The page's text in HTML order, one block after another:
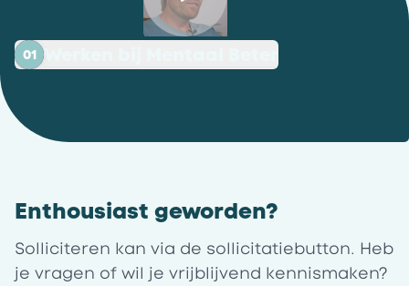
01
Enthousiast geworden?
Solliciteren kan via de sollicitatiebutton. Heb
je vragen of wil je vrijblijvend kennismaken?